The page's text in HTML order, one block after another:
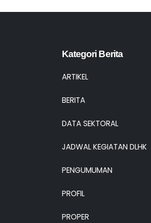
Kategori Berita
ARTIKEL
BERITA
DATA SEKTORAL
JADWAL KEGIATAN DLHK
PENGUMUMAN
PROFIL
PROPER